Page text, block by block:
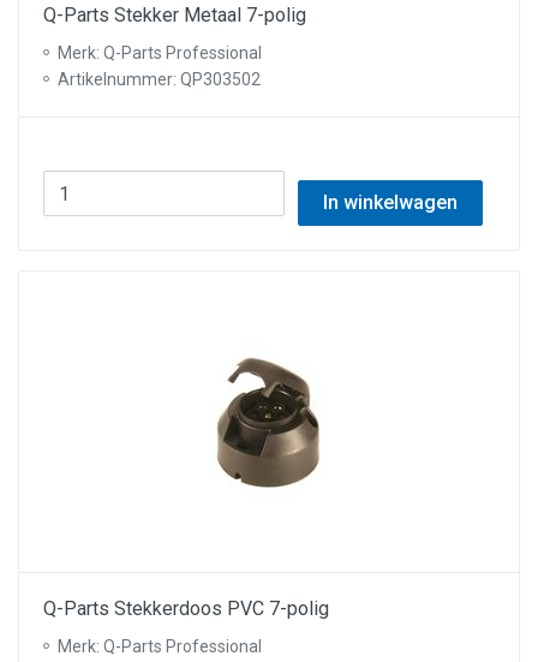
Q-Parts Stekker Metaal 7-polig
Merk: Q-Parts Professional
Artikelnummer: QP303502
In winkelwagen
Q-Parts Stekkerdoos PVC 7-polig
Merk: Q-Parts Professional